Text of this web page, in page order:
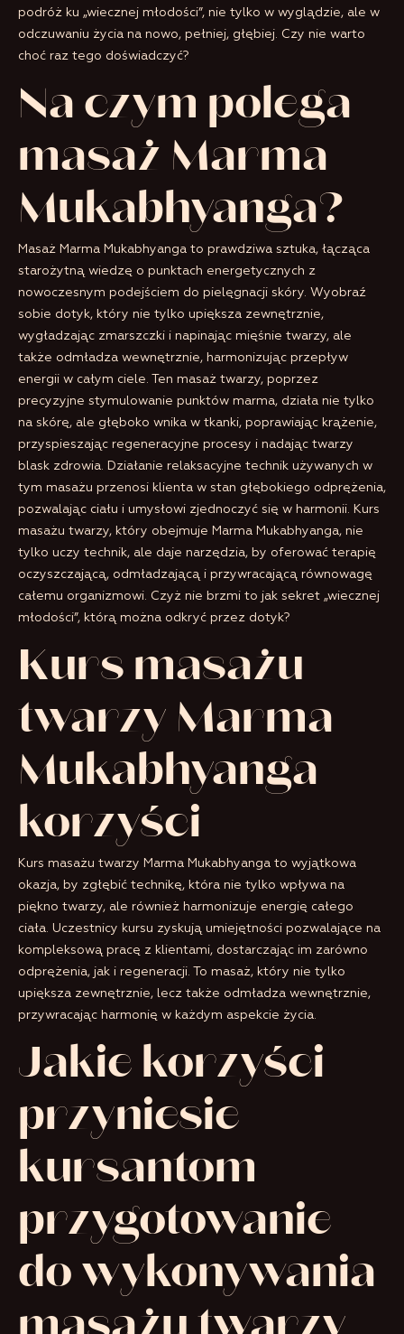
podróż ku „wiecznej młodości”, nie tylko w wyglądzie, ale w
odczuwaniu życia na nowo, pełniej, głębiej. Czy nie warto
choć raz tego doświadczyć?
Na czym polega
masaż Marma
Mukabhyanga?
Masaż Marma Mukabhyanga to prawdziwa sztuka, łącząca
starożytną wiedzę o punktach energetycznych z
nowoczesnym podejściem do pielęgnacji skóry. Wyobraź
sobie dotyk, który nie tylko upiększa zewnętrznie,
wygładzając zmarszczki i napinając mięśnie twarzy, ale
także odmładza wewnętrznie, harmonizując przepływ
energii w całym ciele. Ten masaż twarzy, poprzez
precyzyjne stymulowanie punktów marma, działa nie tylko
na skórę, ale głęboko wnika w tkanki, poprawiając krążenie,
przyspieszając regeneracyjne procesy i nadając twarzy
blask zdrowia. Działanie relaksacyjne technik używanych w
tym masażu przenosi klienta w stan głębokiego odprężenia,
pozwalając ciału i umysłowi zjednoczyć się w harmonii. Kurs
masażu twarzy, który obejmuje Marma Mukabhyanga, nie
tylko uczy technik, ale daje narzędzia, by oferować terapię
oczyszczającą, odmładzającą i przywracającą równowagę
całemu organizmowi. Czyż nie brzmi to jak sekret „wiecznej
młodości”, którą można odkryć przez dotyk?
Kurs masażu
twarzy Marma
Mukabhyanga –
korzyści
Kurs masażu twarzy Marma Mukabhyanga to wyjątkowa
okazja, by zgłębić technikę, która nie tylko wpływa na
piękno twarzy, ale również harmonizuje energię całego
ciała. Uczestnicy kursu zyskują umiejętności pozwalające na
kompleksową pracę z klientami, dostarczając im zarówno
odprężenia, jak i regeneracji. To masaż, który nie tylko
upiększa zewnętrznie, lecz także odmładza wewnętrznie,
przywracając harmonię w każdym aspekcie życia.
Jakie korzyści
przyniesie
kursantom
przygotowanie
do wykonywania